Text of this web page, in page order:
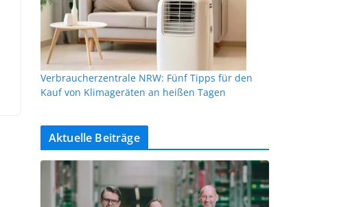
Verbraucherzentrale NRW: Fünf Tipps für den
Kauf von Klimageräten an heißen Tagen
Aktuelle Beiträge